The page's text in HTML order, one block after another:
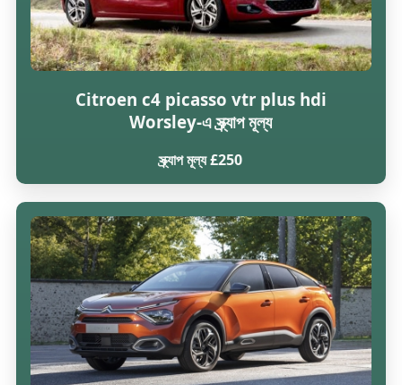
Citroen c4 picasso vtr plus hdi
Worsley-এ স্ক্র্যাপ মূল্য
স্ক্র্যাপ মূল্য £250